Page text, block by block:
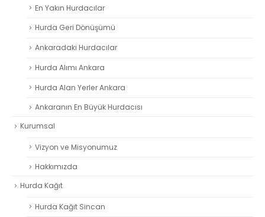
En Yakın Hurdacılar
Hurda Geri Dönüşümü
Ankaradaki Hurdacılar
Hurda Alımı Ankara
Hurda Alan Yerler Ankara
Ankaranın En Büyük Hurdacısı
Kurumsal
Vizyon ve Misyonumuz
Hakkımızda
Hurda Kağıt
Hurda Kağıt Sincan